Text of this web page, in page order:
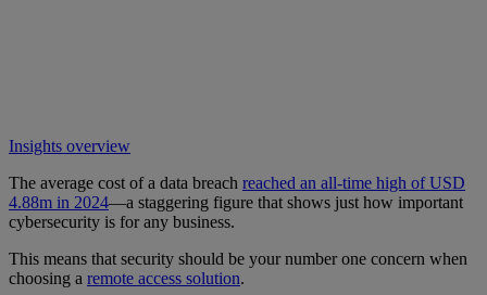
Insights overview
The average cost of a data breach reached an all-time high of USD
4.88m in 2024—a staggering figure that shows just how important
cybersecurity is for any business.
This means that security should be your number one concern when
choosing a remote access solution.